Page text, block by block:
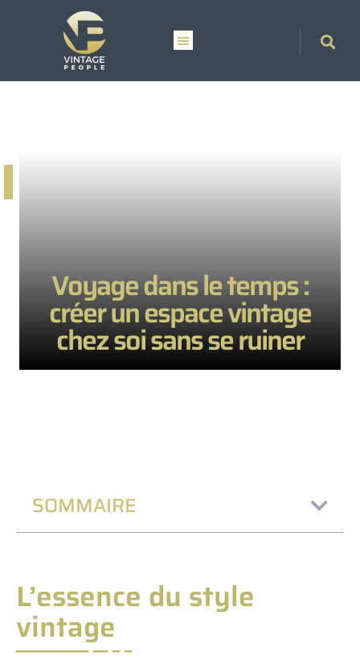
Voyage dans le temps :
créer un espace vintage
chez soi sans se ruiner
SOMMAIRE
L’essence du style
vintage